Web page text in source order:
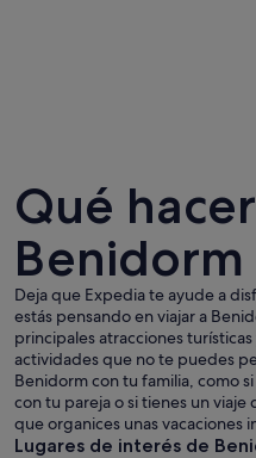
Qué
Benidorm
Deja que Expedia te ayude a
estás pensando en viajar a
principales atracciones
actividades que no te puedes
Benidorm con tu familia, como
con tu pareja o si tienes un
que organices unas vacaciones
Lugares de interés de